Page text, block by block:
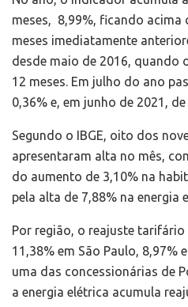
meses, 8,99%, ficando acima
meses imediatamente
desde maio de 2016, quando
12 meses. Em julho do ano
0,36% e, em junho de 2021, de
Segundo o IBGE, oito dos
apresentaram alta no mês,
do aumento de 3,10% na
pela alta de 7,88% na energia
Por região, o reajuste
11,38% em São Paulo, 8,97%
uma das concessionárias de
a energia elétrica acumula